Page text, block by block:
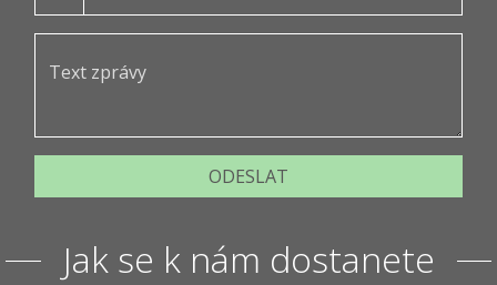
ODESLAT
Jak se k nám dostanete